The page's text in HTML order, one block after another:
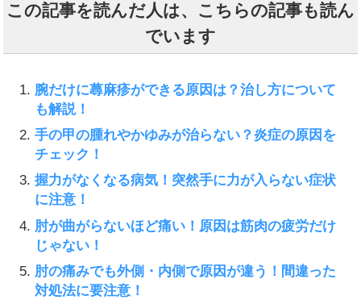
この記事を読んだ人は、こちらの記事も読ん
でいます
腕だけに蕁麻疹ができる原因は？治し方について
も解説！
手の甲の腫れやかゆみが治らない？炎症の原因を
チェック！
握力がなくなる病気！突然手に力が入らない症状
に注意！
肘が曲がらないほど痛い！原因は筋肉の疲労だけ
じゃない！
肘の痛みでも外側・内側で原因が違う！間違った
対処法に要注意！